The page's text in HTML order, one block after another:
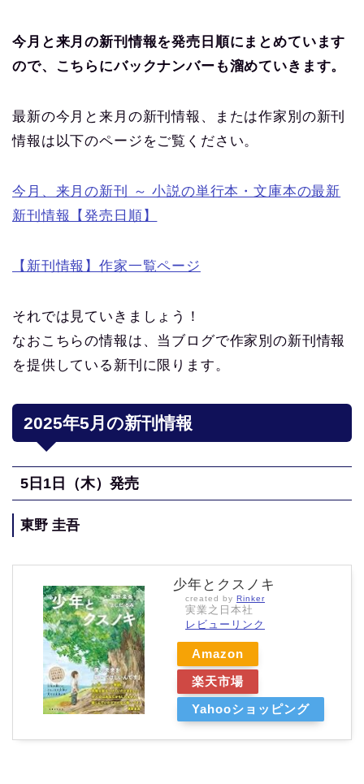
今月と来月の新刊情報を発売日順にまとめています
ので、こちらにバックナンバーも溜めていきます。
最新の今月と来月の新刊情報、または作家別の新刊
情報は以下のページをご覧ください。
今月、来月の新刊 ～ 小説の単行本・文庫本の最新
新刊情報【発売日順】
【新刊情報】作家一覧ページ
それでは見ていきましょう！
なおこちらの情報は、当ブログで作家別の新刊情報
を提供している新刊に限ります。
2025年5 月の新刊情報
5日1日（木）発売
東野 圭吾
少年とクスノキ
created by Rinker
実業之日本社
レビューリンク
Amazon
楽天市場
Yahooショッピング